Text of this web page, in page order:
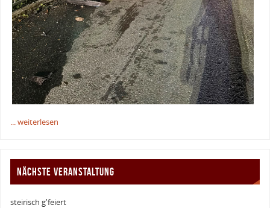
... weiterlesen
NÄCHSTE VERANSTALTUNG
steirisch g'feiert